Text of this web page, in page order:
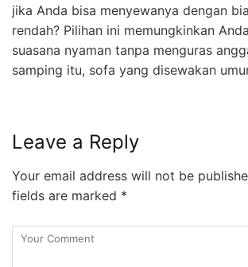
jika Anda bisa menyewanya dengan
rendah? Pilihan ini memungkinkan
suasana nyaman tanpa menguras
samping itu, sofa yang disewakan
Leave a Reply
Your email address will not be
fields are marked *